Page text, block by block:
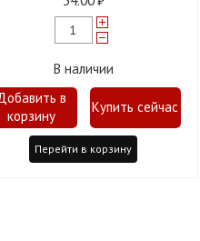
В наличии
Перейти в корзину